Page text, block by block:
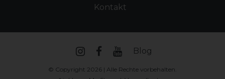
Kontakt
Blog
© Copyright 2026 | Alle Rechte vorbehalten.